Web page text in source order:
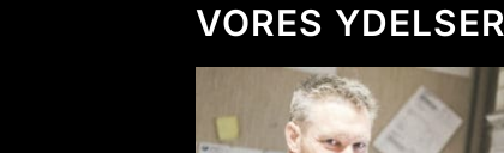
VORES YDELSER